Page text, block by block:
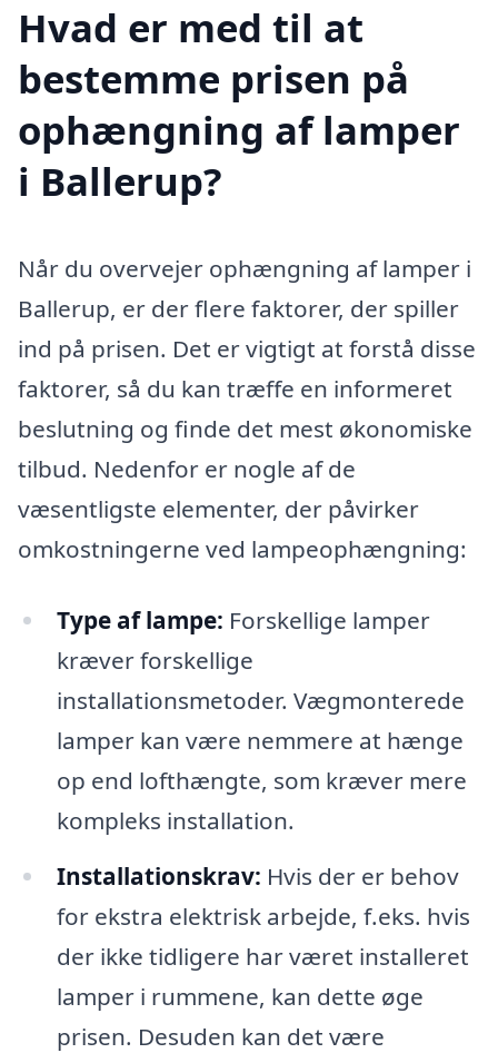
Hvad er med til at
bestemme prisen på
ophængning af lamper
i Ballerup?
Når du overvejer ophængning af lamper i
Ballerup, er der flere faktorer, der spiller
ind på prisen. Det er vigtigt at forstå disse
faktorer, så du kan træffe en informeret
beslutning og finde det mest økonomiske
tilbud. Nedenfor er nogle af de
væsentligste elementer, der påvirker
omkostningerne ved lampeophængning:
Type af lampe: Forskellige lamper
kræver forskellige
installationsmetoder. Vægmonterede
lamper kan være nemmere at hænge
op end lofthængte, som kræver mere
kompleks installation.
Installationskrav: Hvis der er behov
for ekstra elektrisk arbejde, f.eks. hvis
der ikke tidligere har været installeret
lamper i rummene, kan dette øge
prisen. Desuden kan det være